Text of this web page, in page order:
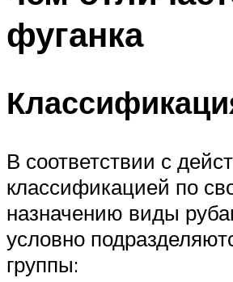
фуганка
В соответствии с
классификацией по
назначению виды
условно
группы: